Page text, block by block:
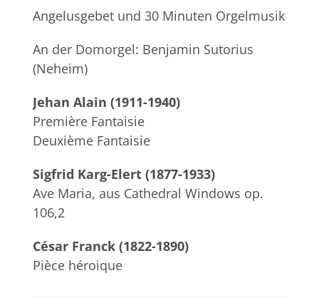
Angelusgebet und 30 Minuten Orgelmusik
An der Domorgel: Benjamin Sutorius
(Neheim)
Jehan Alain (1911-1940)
Première Fantaisie
Deuxième Fantaisie
Sigfrid Karg-Elert (1877-1933)
Ave Maria, aus Cathedral Windows op.
106,2
César Franck (1822-1890)
Pièce héroique